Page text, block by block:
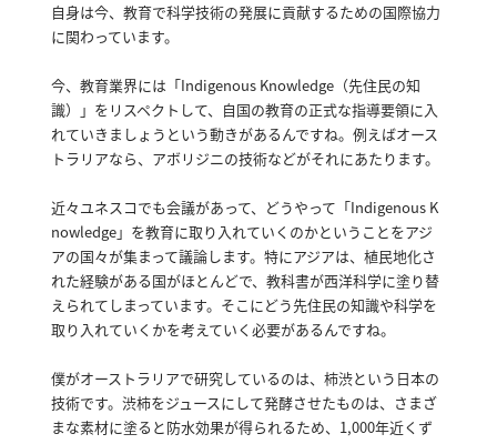
自身は今、教育で科学技術の発展に貢献するための国際協力
に関わっています。
今、教育業界には「Indigenous Knowledge（先住民の知
識）」をリスペクトして、自国の教育の正式な指導要領に入
れていきましょうという動きがあるんですね。 例えばオース
トラリアなら、アボリジニの技術などがそれにあたります。
近々ユネスコでも会議があって、どうやって「Indigenous K
nowledge」を教育に取り入れていくのかということをアジ
アの国々が集まって議論します。 特にアジアは、植民地化さ
れた経験がある国がほとんどで、教科書が西洋科学に塗り替
えられてしまっています。 そこにどう先住民の知識や科学を
取り入れていくかを考えていく必要があるんですね。
僕がオーストラリアで研究しているのは、柿渋という日本の
技術です。 渋柿をジュースにして発酵させたものは、さまざ
まな素材に塗ると防水効果が得られるため、1,000年近くず